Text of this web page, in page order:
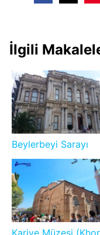
İlgili
Beylerbeyi Sarayı